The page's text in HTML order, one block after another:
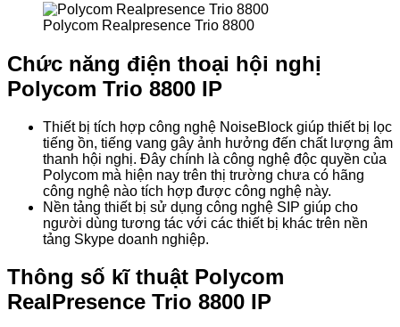
Polycom Realpresence Trio 8800
Chức năng điện thoại hội nghị
Polycom Trio 8800 IP
Thiết bị tích hợp công nghệ NoiseBlock giúp thiết bị lọc
tiếng ồn, tiếng vang gây ảnh hưởng đến chất lượng âm
thanh hội nghị. Đây chính là công nghệ độc quyền của
Polycom mà hiện nay trên thị trường chưa có hãng
công nghệ nào tích hợp được công nghệ này.
Nền tảng thiết bị sử dụng công nghệ SIP giúp cho
người dùng tương tác với các thiết bị khác trên nền
tảng Skype doanh nghiệp.
Thông số kĩ thuật Polycom
RealPresence Trio 8800 IP